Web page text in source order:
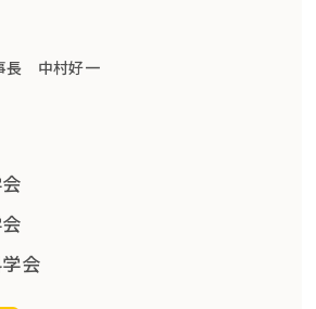
長 中村好一
会